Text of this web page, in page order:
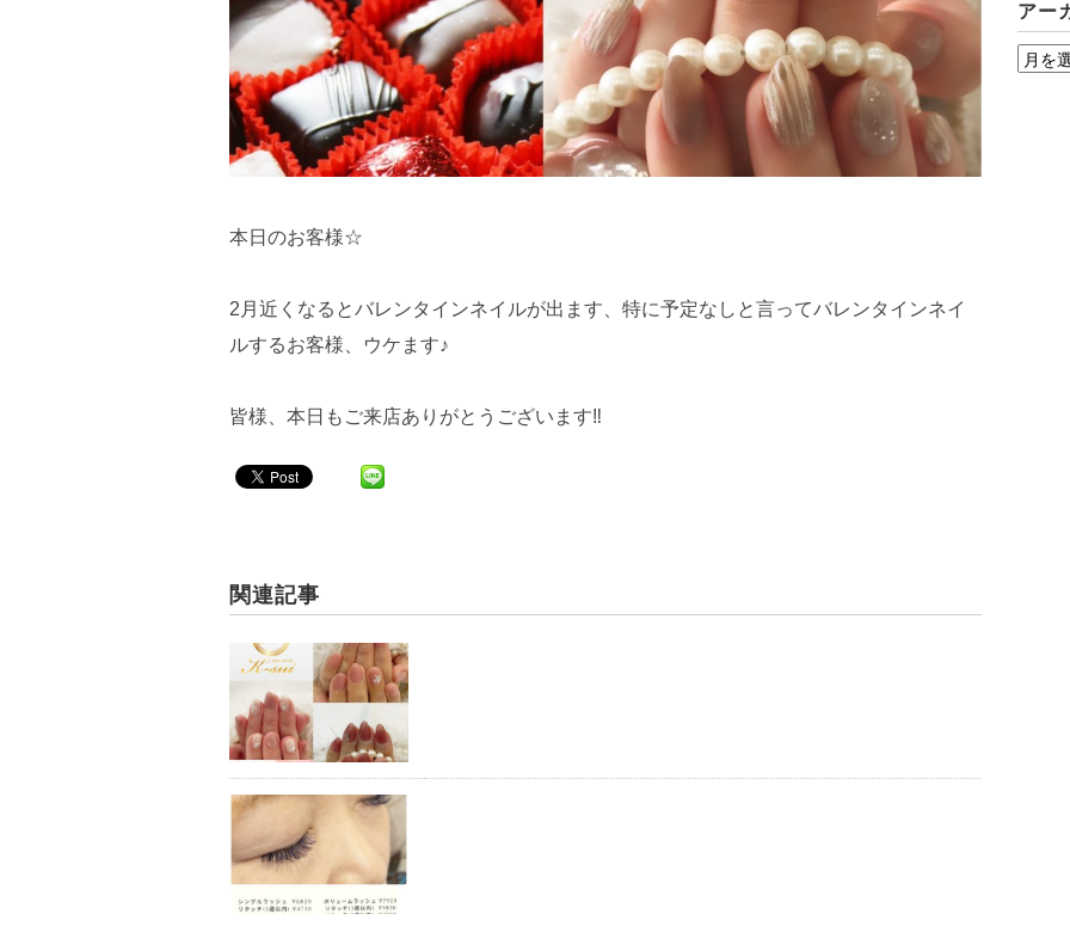
本日のお客様☆
2月近くなるとバレンタインネイルが出ます、特に予定なしと言ってバレンタインネイ
ルするお客様、ウケます♪
皆様、本日もご来店ありがとうございます‼︎
関連記事
アー
ア